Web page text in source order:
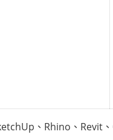
、Rhino、Revit